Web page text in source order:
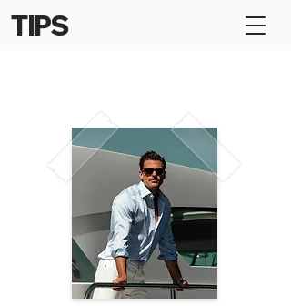
TIPS